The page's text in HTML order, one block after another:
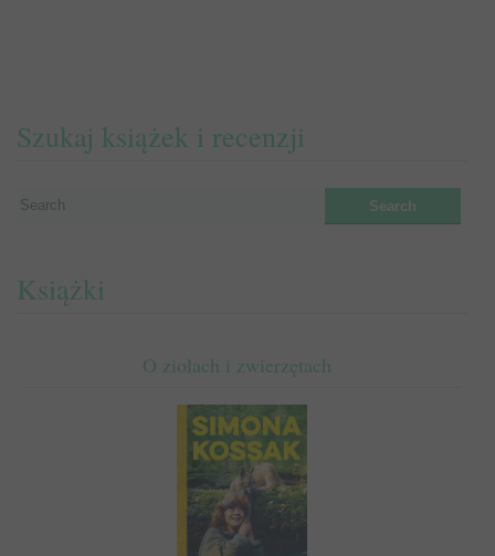
Szukaj książek i recenzji
Książki
O ziołach i zwierzętach